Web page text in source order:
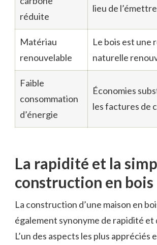
réduite
lieu de
Matériau
renouvelable
Le bois est une
naturelle
Faible
consommation
d’énergie
Économies
les factures de
La rapidité et la
construction en bois
La construction d’une maison en
également synonyme de rapidité et
L’un des aspects les plus appréciés